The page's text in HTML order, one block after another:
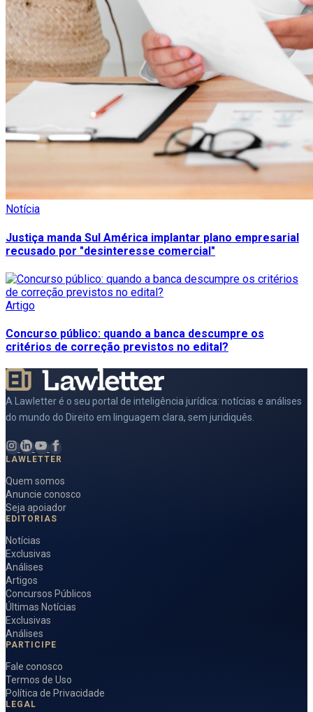
Notícia
Justiça manda Sul América implantar plano empresarial
recusado por "desinteresse comercial"
Artigo
Concurso público: quando a banca descumpre os
critérios de correção previstos no edital?
A Lawletter é o seu portal de inteligência jurídica: notícias e análises
do mundo do Direito em linguagem clara, sem juridiquês.
LAWLETTER
Quem somos
Anuncie conosco
Seja apoiador
EDITORIAS
Notícias
Exclusivas
Análises
Artigos
Concursos Públicos
Últimas Notícias
Exclusivas
Análises
PARTICIPE
Fale conosco
Termos de Uso
Política de Privacidade
LEGAL